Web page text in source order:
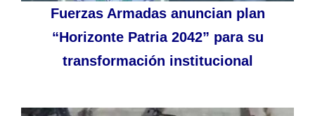
Fuerzas Armadas anuncian plan
“Horizonte Patria 2042” para su
transformación institucional